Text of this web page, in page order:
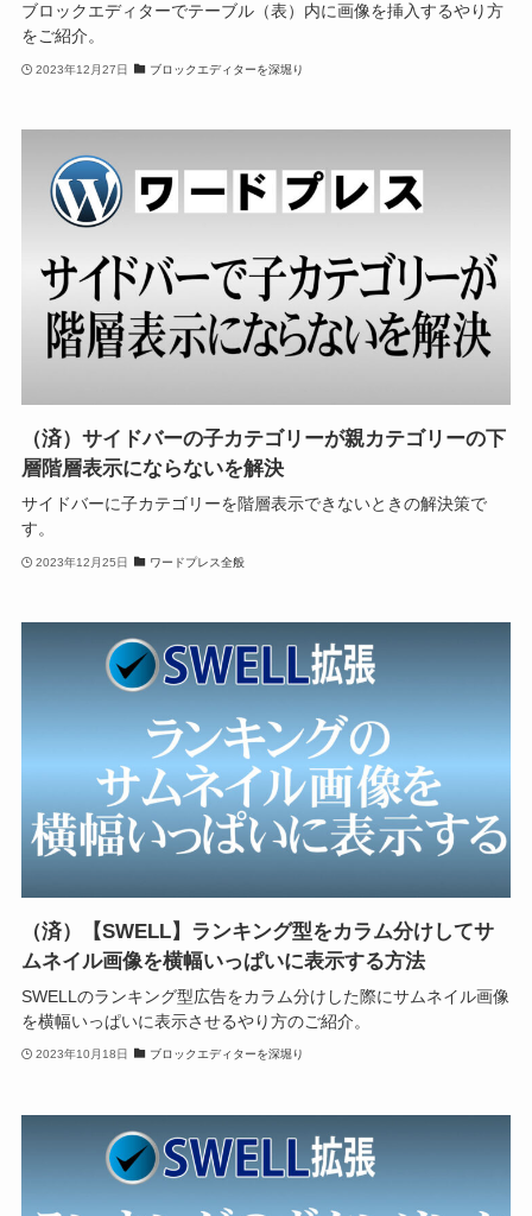
ブロックエディターでテーブル（表）内に画像を挿入するやり方
をご紹介。
2023年12月27日 ブロックエディターを深堀り
（済）サイドバーの子カテゴリーが親カテゴリーの下
層階層表示にならないを解決
サイドバーに子カテゴリーを階層表示できないときの解決策で
す。
2023年12月25日 ワードプレス全般
（済）【SWELL】ランキング型をカラム分けしてサ
ムネイル画像を横幅いっぱいに表示する方法
SWELLのランキング型広告をカラム分けした際にサムネイル画像
を横幅いっぱいに表示させるやり方のご紹介。
2023年10月18日 ブロックエディターを深堀り